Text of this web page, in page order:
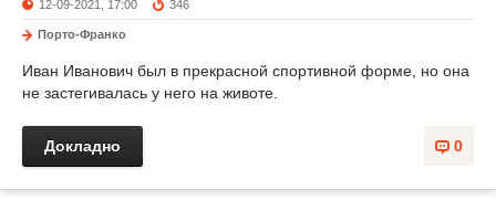
12-09-2021, 17:00 346
Порто-Франко
Иван Иванович был в прекрасной спортивной форме, но она
не застегивалась у него на животе.
0
Докладно